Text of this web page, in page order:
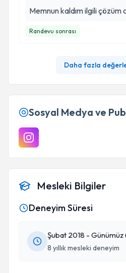
Memnun kaldım ilgili çözüm
Randevu sonrası
Daha fazla
Sosyal Medya ve
Mesleki Bilgiler
Deneyim Süresi
Şubat 2018 - Günümüz
8 yıllık mesleki deneyim